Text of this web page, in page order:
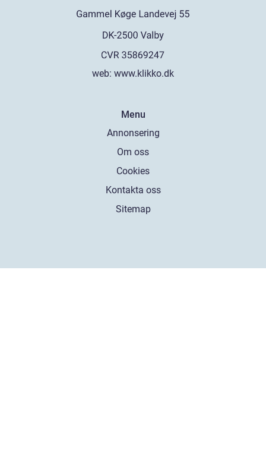
web: www.klikko.dk
Menu
Annonsering
Om oss
Cookies
Kontakta oss
Sitemap